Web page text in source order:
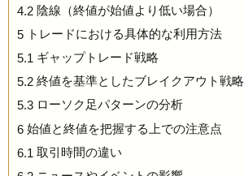
4.2 陰線（終値が始値より低い場合）
5 トレードにおける具体的な利用方法
5.1 ギャップトレード戦略
5.2 終値を基準としたブレイクアウト戦略
5.3 ローソク足パターンの分析
6 始値と終値を把握する上での注意点
6.1 取引時間の違い